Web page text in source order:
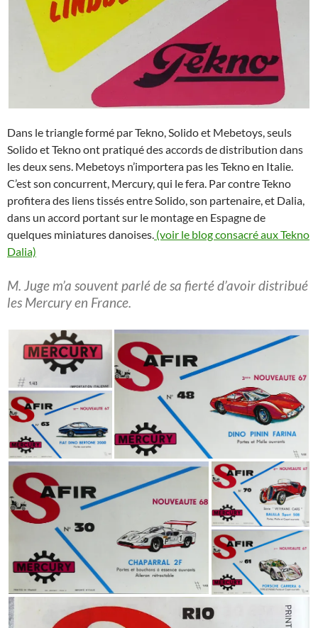
Dans le triangle formé par Tekno, Solido et Mebetoys, seuls
Solido et Tekno ont pratiqué des accords de distribution dans
les deux sens. Mebetoys n’importera pas les Tekno en Italie.
C’est son concurrent, Mercury, qui le fera. Par contre Tekno
profitera des liens tissés entre Solido, son partenaire, et Dalia,
dans un accord portant sur le montage en Espagne de
quelques miniatures danoises. (voir le blog consacré aux Tekno
Dalia)
M. Juge m’a souvent parlé de sa fierté d’avoir distribué
les Mercury en France.